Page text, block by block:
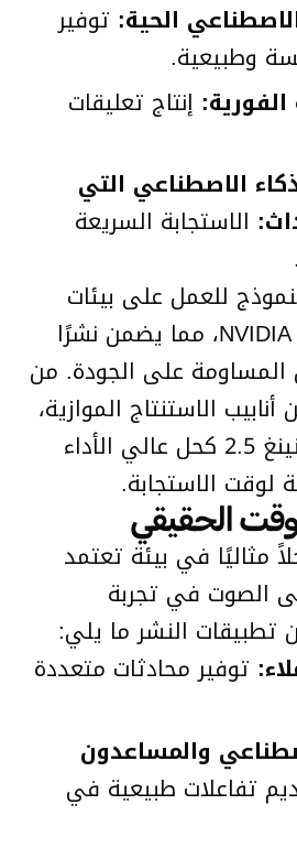
الحية: توفير
وطبيعية.
إنتاج تعليقات
الاصطناعي التي
الاستجابة السريعة
للعمل على بيئات
معالجة الرسومات NVIDIA، مما يضمن نشرًا
على الجودة. من
الاستنتاج الموازية،
وضعت ديبدب لايتنينغ 2.5 كحل عالي الأداء
لوقت الاستجابة.
الحقيقي
لايتنينغ 2.5 حلاً مثاليًا في بيئة تعتمد
الصوت في تجربة
النشر ما يلي:
توفير محادثات متعددة
والمساعدون
تفاعلات طبيعية في